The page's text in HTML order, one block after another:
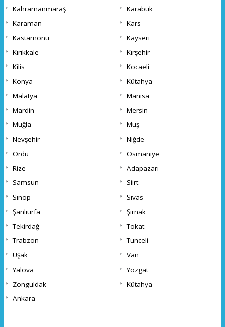
Kahramanmaraş
Karabük
Karaman
Kars
Kastamonu
Kayseri
Kırıkkale
Kırşehir
Kilis
Kocaeli
Konya
Kütahya
Malatya
Manisa
Mardin
Mersin
Muğla
Muş
Nevşehir
Niğde
Ordu
Osmaniye
Rize
Adapazarı
Samsun
Siirt
Sinop
Sivas
Şanlıurfa
Şırnak
Tekirdağ
Tokat
Trabzon
Tunceli
Uşak
Van
Yalova
Yozgat
Zonguldak
Kütahya
Ankara